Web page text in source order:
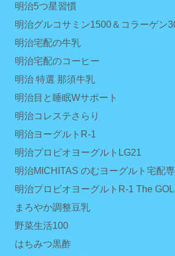
明治5つ星習慣
明治グルコサミン1500＆コラーゲン
明治宅配の牛乳
明治宅配のコーヒー
明治 特選 那須牛乳
明治目と睡眠Wサポート
明治コレステさらり
明治ヨーグルトR-1
明治プロビオヨーグルトLG21
明治MICHITAS のむヨーグルト宅配
明治プロビオヨーグルトR-1 The
まろやか調整豆乳
野菜生活100
はちみつ黒酢